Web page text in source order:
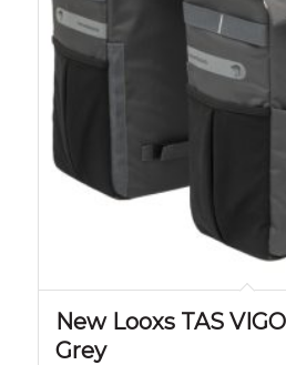
New Looxs TAS
Grey